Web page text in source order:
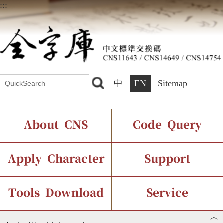
:::
中 EN Sitemap
About CNS
Introduction Current Status
Chinese Code Status
Code Query
IDS Query
Components Query
Apply Character
Application Process
Support
Font Instant Display
Tools Download Service
︿